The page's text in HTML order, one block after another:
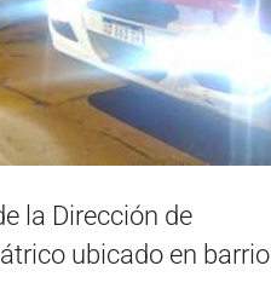
la Dirección de
ubicado en barrio